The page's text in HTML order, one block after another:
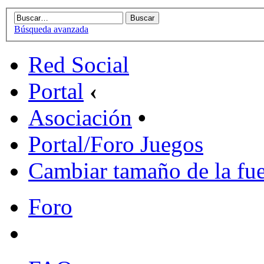
Búsqueda avanzada
Red Social
Portal ‹
Asociación •
Portal/Foro Juegos
Cambiar tamaño de la
Foro